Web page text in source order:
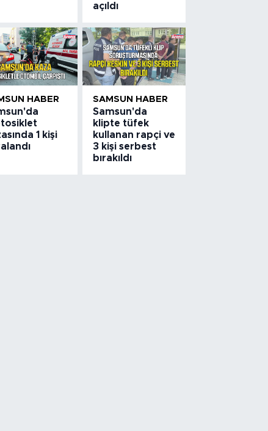
açıldı
HABER
1 kişi
SAMSUN HABER
Samsun'da
klipte tüfek
kullanan rapçi ve
3 kişi serbest
bırakıldı